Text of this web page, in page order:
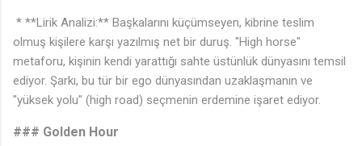
* **Lirik Analizi:** Başkalarını küçümseyen, kibrine teslim
olmuş kişilere karşı yazılmış net bir duruş. "High horse"
metaforu, kişinin kendi yarattığı sahte üstünlük dünyasını temsil
ediyor. Şarkı, bu tür bir ego dünyasından uzaklaşmanın ve
"yüksek yolu" (high road) seçmenin erdemine işaret ediyor.
### Golden Hour
🎵